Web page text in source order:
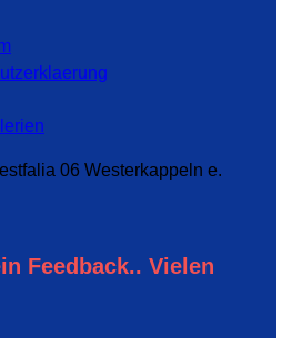
06 Westerkappeln e.
Feedback.. Vielen